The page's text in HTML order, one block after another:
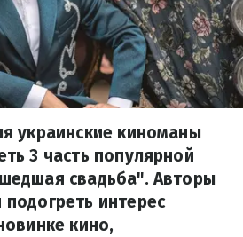
украинские киноманы
3 часть популярной
свадьба". Авторы
интерес
кино,